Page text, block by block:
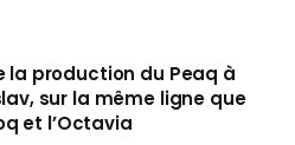
la production du Peaq à
sur la même ligne que
et l’Octavia